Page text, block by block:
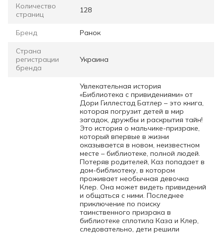
Количество
страниц
128
Бренд Ранок
Страна
регистрации
бренда
Украина
Увлекательная история
«Библиотека с привидениями» от
Дори Гиллестад Батлер – это книга,
которая погрузит детей в мир
загадок, дружбы и раскрытия тайн!
Это история о мальчике-призраке,
который впервые в жизни
оказывается в новом, неизвестном
месте – библиотеке, полной людей.
Потеряв родителей, Каз попадает в
дом-библиотеку, в котором
проживает необычная девочка
Клер. Она может видеть привидений
и общаться с ними. Последнее
приключение по поиску
таинственного призрака в
библиотеке сплотила Каза и Клер,
следовательно, дети решили